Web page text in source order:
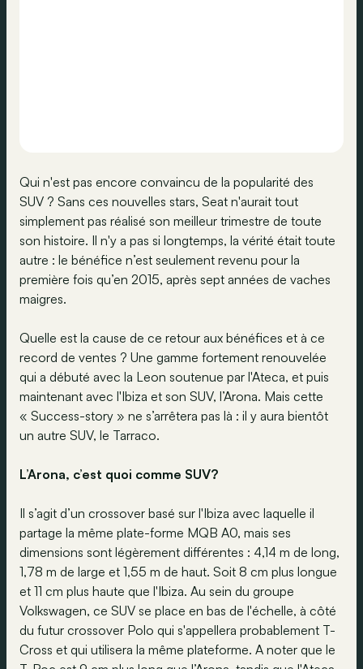
Qui n'est pas encore convaincu de la popularité des
SUV ? Sans ces nouvelles stars, Seat n'aurait tout
simplement pas réalisé son meilleur trimestre de toute
son histoire. Il n'y a pas si longtemps, la vérité était toute
autre : le bénéfice n’est seulement revenu pour la
première fois qu’en 2015, après sept années de vaches
maigres.
Quelle est la cause de ce retour aux bénéfices et à ce
record de ventes ? Une gamme fortement renouvelée
qui a débuté avec la Leon soutenue par l'Ateca, et puis
maintenant avec l'Ibiza et son SUV, l’Arona. Mais cette
« Success-story » ne s’arrêtera pas là : il y aura bientôt
un autre SUV, le Tarraco.
L’Arona, c’est quoi comme SUV?
Il s’agit d’un crossover basé sur l'Ibiza avec laquelle il
partage la même plate-forme MQB A0, mais ses
dimensions sont légèrement différentes : 4,14 m de long,
1,78 m de large et 1,55 m de haut. Soit 8 cm plus longue
et 11 cm plus haute que l'Ibiza. Au sein du groupe
Volkswagen, ce SUV se place en bas de l'échelle, à côté
du futur crossover Polo qui s'appellera probablement T-
Cross et qui utilisera la même plateforme. A noter que le